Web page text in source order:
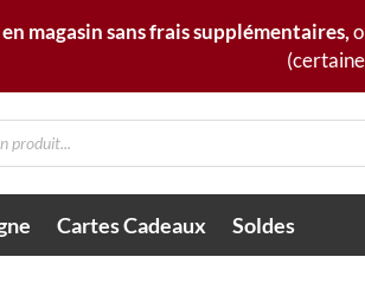
magasin sans frais supplémentaires,
Cartes Cadeaux Soldes